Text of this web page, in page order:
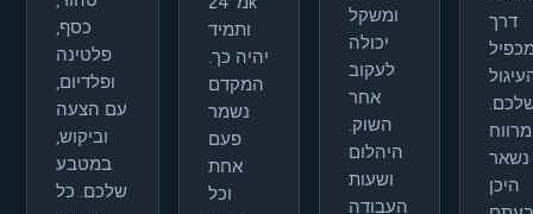
כסף,
פלטינה
ופלדיום,
עם הצעה
וביקוש,
במטבע
שלכם. כל
ותמיד
יהיה כך.
המקדם
נשמר
פעם
אחת
וכל
ומשקל
יכולה
לעקוב
אחר
השוק.
היהלום
ושעות
העבודה
דרך
נשאר
היכן